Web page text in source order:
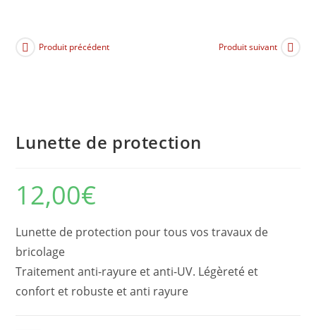
Produit précédent Produit suivant
Lunette de protection
12,00€
Lunette de protection pour tous vos travaux de
bricolage
Traitement anti-rayure et anti-UV. Légèreté et
confort et robuste et anti rayure